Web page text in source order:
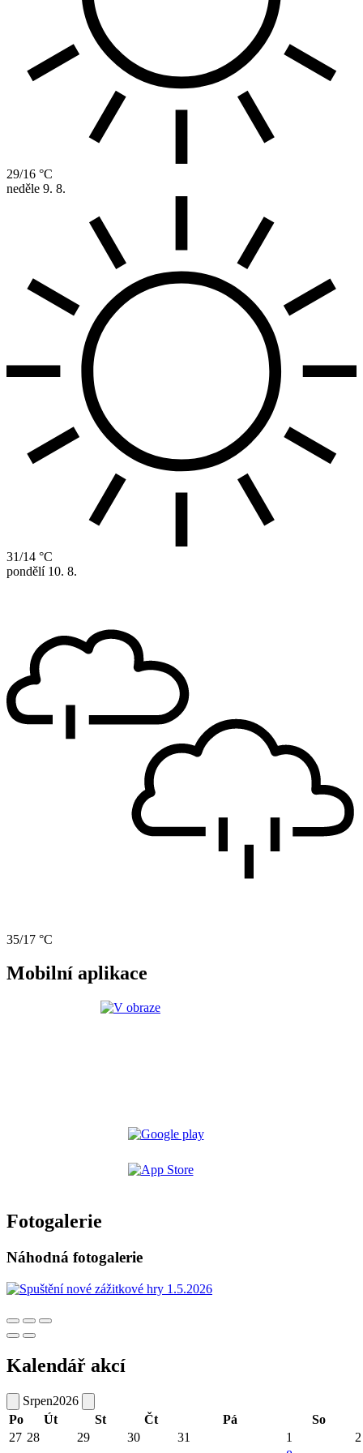
29/16 °C
neděle 9. 8.
31/14 °C
pondělí 10. 8.
35/17 °C
Mobilní aplikace
Fotogalerie
Náhodná fotogalerie
Kalendář akcí
Srpen2026
Po
Út St Čt Pá
So
27 28 29 30 31 1 2